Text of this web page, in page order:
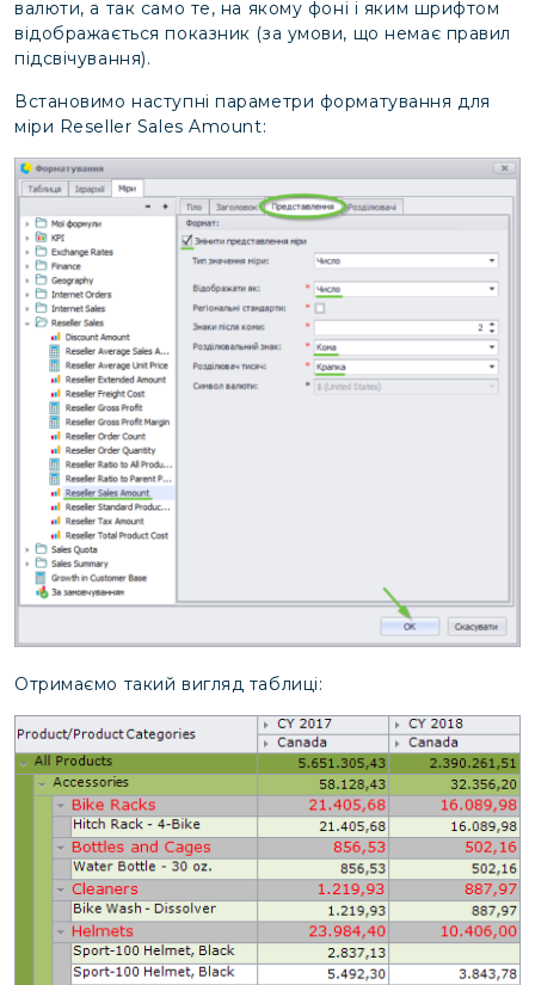
валюти, а так само те, на якому фоні і яким шрифтом
відображається показник (за умови, що немає правил
підсвічування).
Встановимо наступні параметри форматування для
міри Reseller Sales Amount:
Отримаємо такий вигляд таблиці: